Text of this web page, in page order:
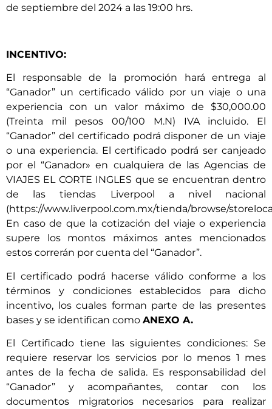
de septiembre del 2024 a las 19:00 hrs.
INCENTIVO:
El responsable de la promoción hará entrega al
“Ganador” un certificado válido por un viaje o una
experiencia con un valor máximo de $30,000.00
(Treinta mil pesos 00/100 M.N) IVA incluido. El
“Ganador” del certificado podrá disponer de un viaje
o una experiencia. El certificado podrá ser canjeado
por el “Ganador» en cualquiera de las Agencias de
VIAJES EL CORTE INGLES que se encuentran dentro
de las tiendas Liverpool a nivel nacional
(https://www.liverpool.com.mx/tienda/browse/
En caso de que la cotización del viaje o experiencia
supere los montos máximos antes mencionados
estos correrán por cuenta del “Ganador”.
El certificado podrá hacerse válido conforme a los
términos y condiciones establecidos para dicho
incentivo, los cuales forman parte de las presentes
bases y se identifican como ANEXO A.
El Certificado tiene las siguientes condiciones: Se
requiere reservar los servicios por lo menos 1 mes
antes de la fecha de salida. Es responsabilidad del
“Ganador” y acompañantes, contar con los
documentos migratorios necesarios para realizar